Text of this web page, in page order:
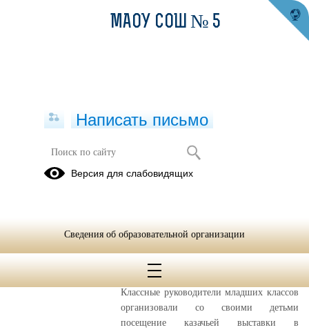
Исследовательская деятельность
На казачьей выставке
Классные руководители младших классов
организовали со своими детьми
посещение казачьей выставки в
МАОУ СОШ № 5
Написать письмо
Версия для слабовидящих
Сведения об образовательной организации